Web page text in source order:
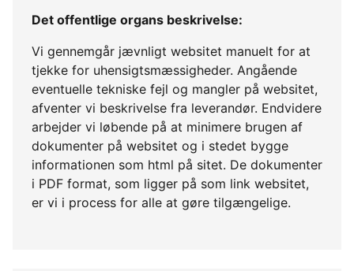
Det offentlige organs beskrivelse:
Vi gennemgår jævnligt websitet manuelt for at
tjekke for uhensigtsmæssigheder. Angående
eventuelle tekniske fejl og mangler på websitet,
afventer vi beskrivelse fra leverandør. Endvidere
arbejder vi løbende på at minimere brugen af
dokumenter på websitet og i stedet bygge
informationen som html på sitet. De dokumenter
i PDF format, som ligger på som link websitet,
er vi i process for alle at gøre tilgængelige.